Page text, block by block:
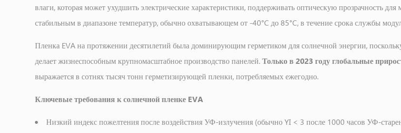
6
и
новые
которых
стоит
6.1
влаги, которая может ухудшить электрические характеристики, поддерживать оптическую прозрачность
стабильным в диапазоне температур, обычно охватывающем от -40°C до 85°C, в течение срока службы
Пленка EVA на протяжении десятилетий была доминирующим герметиком для солнечной энергии,
делает жизнеспособным крупномасштабное производство панелей.Только в 2023 году глобальные
выражается в сотнях тысяч тонн герметизирующей пленки, потребляемых ежегодно.
Ключевые требования к солнечной пленке EVA
Низкий индекс пожелтения после воздействия УФ-излучения (обычно YI < 3 после 1000 часов УФ-